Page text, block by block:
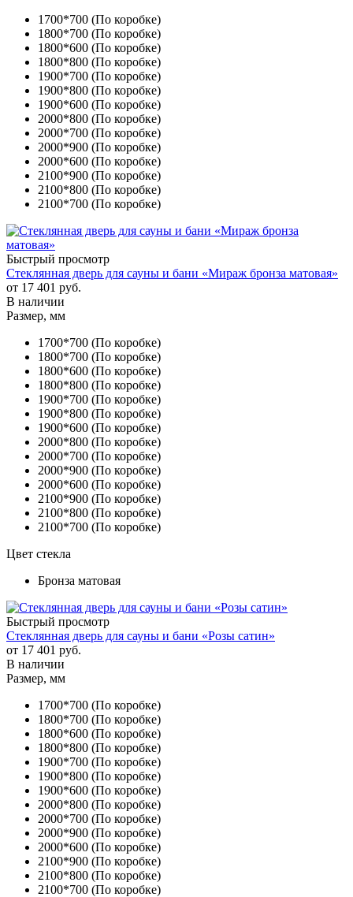
1700*700 (По коробке)
1800*700 (По коробке)
1800*600 (По коробке)
1800*800 (По коробке)
1900*700 (По коробке)
1900*800 (По коробке)
1900*600 (По коробке)
2000*800 (По коробке)
2000*700 (По коробке)
2000*900 (По коробке)
2000*600 (По коробке)
2100*900 (По коробке)
2100*800 (По коробке)
2100*700 (По коробке)
Быстрый просмотр
Стеклянная дверь для сауны и бани «Мираж бронза матовая»
от 17 401 руб.
В наличии
Размер, мм
1700*700 (По коробке)
1800*700 (По коробке)
1800*600 (По коробке)
1800*800 (По коробке)
1900*700 (По коробке)
1900*800 (По коробке)
1900*600 (По коробке)
2000*800 (По коробке)
2000*700 (По коробке)
2000*900 (По коробке)
2000*600 (По коробке)
2100*900 (По коробке)
2100*800 (По коробке)
2100*700 (По коробке)
Цвет стекла
Бронза матовая
Быстрый просмотр
Стеклянная дверь для сауны и бани «Розы сатин»
от 17 401 руб.
В наличии
Размер, мм
1700*700 (По коробке)
1800*700 (По коробке)
1800*600 (По коробке)
1800*800 (По коробке)
1900*700 (По коробке)
1900*800 (По коробке)
1900*600 (По коробке)
2000*800 (По коробке)
2000*700 (По коробке)
2000*900 (По коробке)
2000*600 (По коробке)
2100*900 (По коробке)
2100*800 (По коробке)
2100*700 (По коробке)